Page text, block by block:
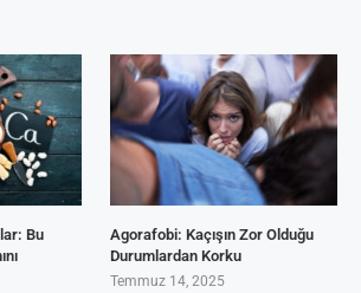
Bu
Agorafobi: Kaçışın Zor Olduğu
Durumlardan Korku
Temmuz 14, 2025